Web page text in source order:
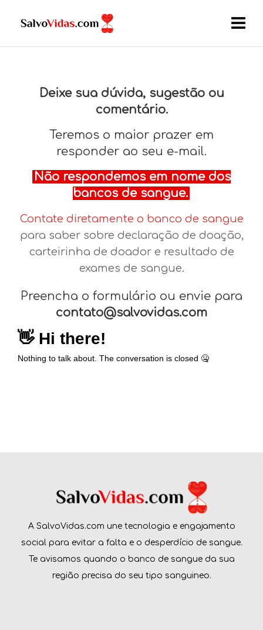
Deixe sua dúvida, sugestão ou
comentário.
Teremos o maior prazer em
responder ao seu e-mail.
Não respondemos em nome dos
bancos de sangue.
Contate diretamente o banco de sangue
para saber sobre declaração de doação,
carteirinha de doador e resultado de
exames de sangue.
Preencha o formulário ou envie para
contato@salvovidas.com
A SalvoVidas.com une tecnologia e engajamento
social para evitar a falta e o desperdício de sangue.
Te avisamos quando o banco de sangue da sua
região precisa do seu tipo sanguineo.